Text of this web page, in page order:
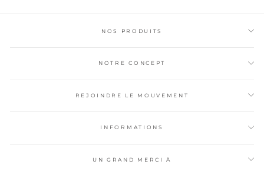
NOS PRODUITS
NOTRE CONCEPT
REJOINDRE LE MOUVEMENT
INFORMATIONS
UN GRAND MERCI À